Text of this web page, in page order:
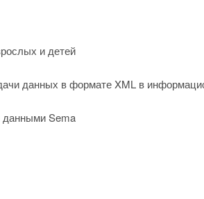
и детей
данных в формате XML в
данными Sema